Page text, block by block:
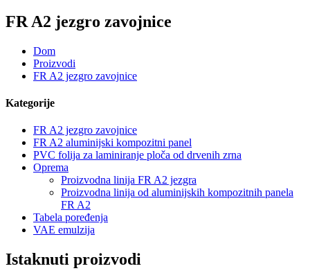
FR A2 jezgro zavojnice
Dom
Proizvodi
FR A2 jezgro zavojnice
Kategorije
FR A2 jezgro zavojnice
FR A2 aluminijski kompozitni panel
PVC folija za laminiranje ploča od drvenih zrna
Oprema
Proizvodna linija FR A2 jezgra
Proizvodna linija od aluminijskih kompozitnih panela
FR A2
Tabela poređenja
VAE emulzija
Istaknuti proizvodi